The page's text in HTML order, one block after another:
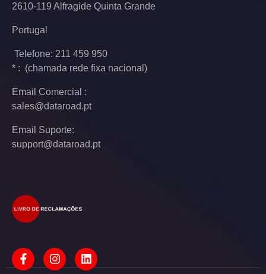
2610-119 Alfragide Quinta Grande
Portugal
Telefone: 211 459 950
* : (chamada rede fixa nacional)
Email Comercial :
sales@dataroad.pt
Email Suporte:
support@dataroad.pt